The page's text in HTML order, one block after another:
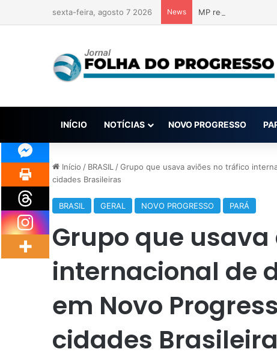
sexta-feira, agosto 7 2026 News MP recomenda
INÍCIO NOTÍCIAS NOVO PROGRESSO
Início / BRASIL /Grupo que usava aviões no tráfico
cidades Brasileiras
BRASIL GERAL NOVO PROGRESSO PARÁ
Grupo que
internacional de
em Novo
cidades